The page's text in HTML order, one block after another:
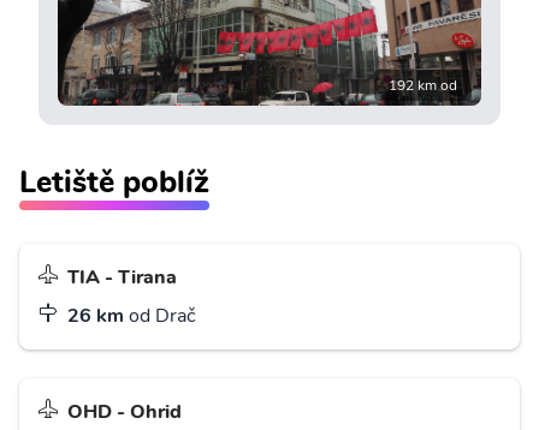
192 km od
Letiště poblíž
TIA - Tirana
26 km od Drač
OHD - Ohrid